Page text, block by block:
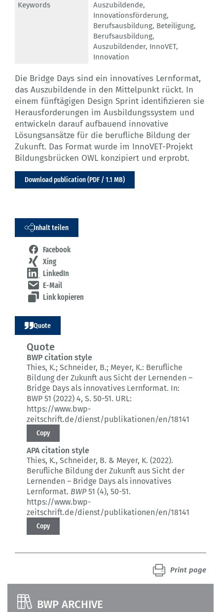
Keywords
Auszubildende,
Innovationsförderung,
Berufsausbildung, Beteiligung,
Berufsausbildung,
Auszubildender, InnoVET,
Innovation
Die Bridge Days sind ein innovatives Lernformat,
das Auszubildende in den Mittelpunkt rückt. In
einem fünftägigen Design Sprint identifizieren sie
Herausforderungen im Ausbildungssystem und
entwickeln darauf aufbauend innovative
Lösungsansätze für die berufliche Bildung der
Zukunft. Das Format wurde im InnoVET-Projekt
Bildungsbrücken OWL konzipiert und erprobt.
Download publication (PDF / 1.1 MB)
Inhalt teilen
Facebook
Xing
LinkedIn
E-Mail
Link kopieren
Quote
Quote
BWP citation style
Thies, K.; Schneider, B.; Meyer, K.: Berufliche
Bildung der Zukunft aus Sicht der Lernenden –
Bridge Days als innovatives Lernformat. In:
BWP 51 (2022) 4, S. 50-51. URL:
https://www.bwp-
zeitschrift.de/dienst/publikationen/en/18141
Copy
APA citation style
Thies, K., Schneider, B. & Meyer, K. (2022).
Berufliche Bildung der Zukunft aus Sicht der
Lernenden – Bridge Days als innovatives
Lernformat. BWP51 (4), 50-51.
https://www.bwp-
zeitschrift.de/dienst/publikationen/en/18141
Copy
Print page
BWP ARCHIVE